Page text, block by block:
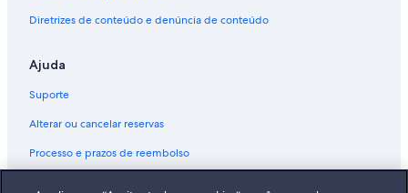
Diretrizes de conteúdo e denúncia de conteúdo
Ajuda
Suporte
Alterar ou cancelar reservas
Processo e prazos de reembolso